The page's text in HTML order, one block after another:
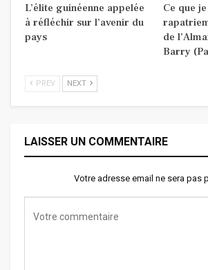
L’élite guinéenne appelée
à réfléchir sur l’avenir du
pays
Ce que
de
Barry
PREV NEXT
LAISSER UN COMMENTAIRE
Votre adresse email ne sera pas